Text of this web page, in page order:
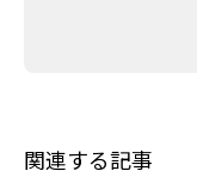
関連する記事